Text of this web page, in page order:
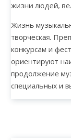
жизни людей,
Жизнь
творческая.
конкурсам и
ориентируют
продолжение
специальных и